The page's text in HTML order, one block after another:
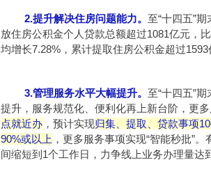
2.提升解决住房问题能力。 至“十四五”
放住房公积金个人贷款总额超过1081亿元，
均增长7.28%，累计提取住房公积金超过1593
3.管理服务水平大幅提升。 至“十四五”
提升，服务规范化、便利化再上新台阶，更
点就近办 ，预计实现归集、提取、贷款事项
90%或以上 ，更多服务事项实现“智能秒批”
间缩短到1个工作日，力争线上业务办理量达